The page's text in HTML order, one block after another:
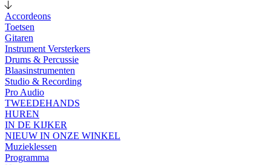
Accordeons
Toetsen
Gitaren
Instrument Versterkers
Drums & Percussie
Blaasinstrumenten
Studio & Recording
Pro Audio
TWEEDEHANDS
HUREN
IN DE KIJKER
NIEUW IN ONZE WINKEL
Muzieklessen
Programma